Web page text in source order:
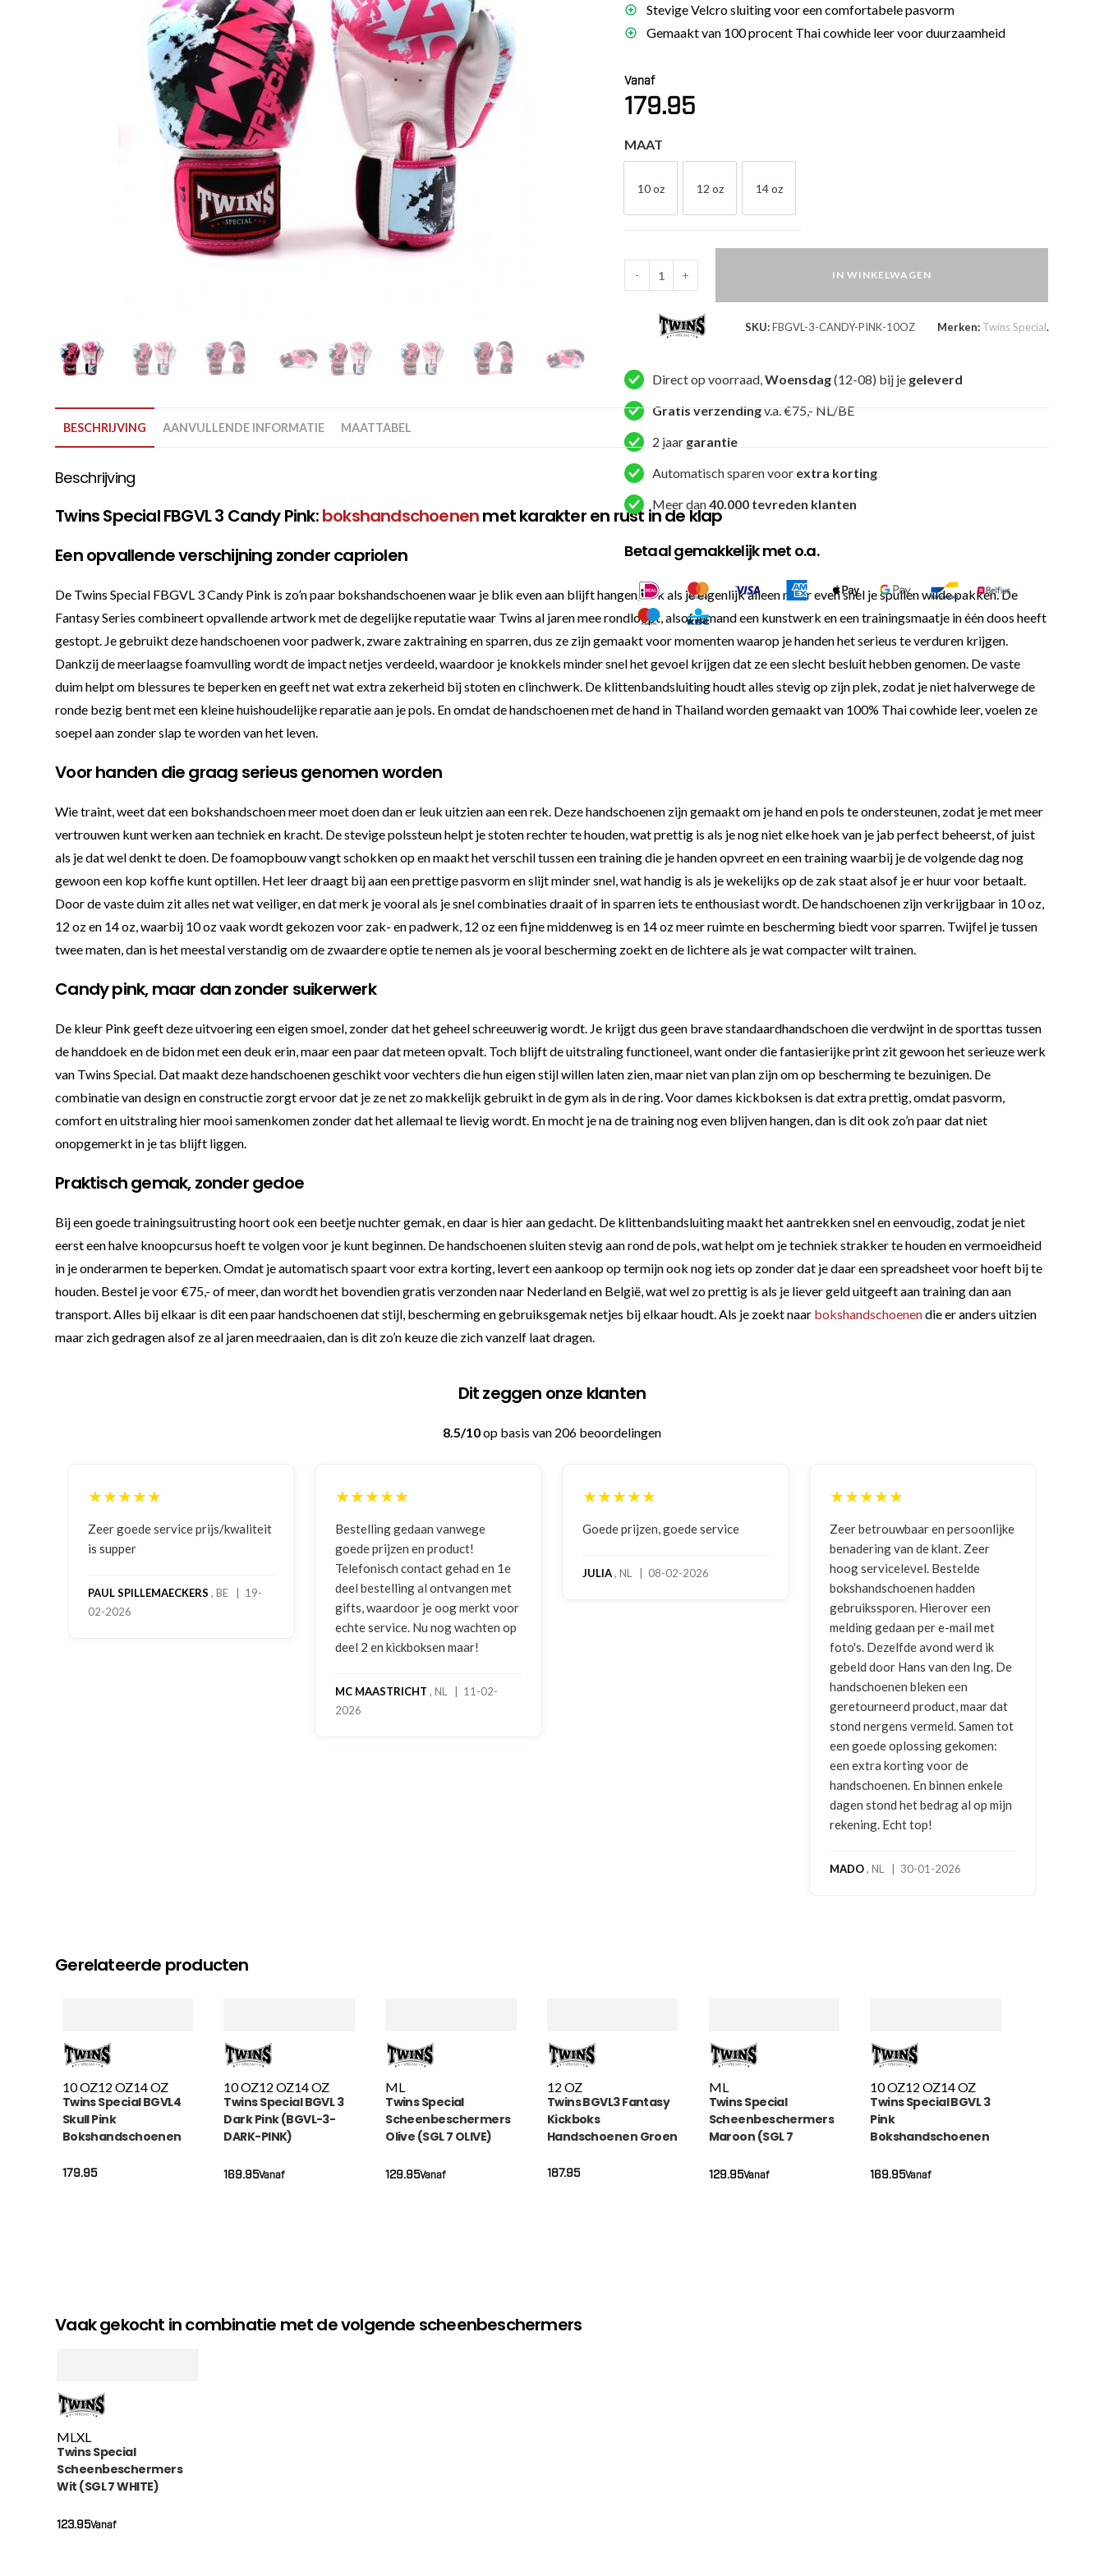
Brazilian Jiu jitsu
Voor dames
Zakhandschoenen
Trainingsartikelen
Bokszak
Bevestigingsmateriaal
bokszak
Bokspoppen
Stoot- en trapkussens
Stootkussens en pads
Stevige Velcro sluiting voor een comfortabele pasvorm
Gemaakt van 100 procent Thai cowhide leer voor duurzaamheid
Vanaf
179.95
MAAT
10 oz
10 OZ
12 oz
12 OZ
14 oz
14 OZ
BGVL3
Pink
(FBGVL3
CANDY
aantal
- + IN WINKELWAGEN
SKU:FBGVL-3-CANDY-PINK-10OZ Merken: Twins Special.
Direct op voorraad,Woensdag(12-08) bij je geleverd
Gratis verzendingv.a. €75,- NL/BE
2 jaar garantie
Automatisch sparen voor extra korting
Meer dan40.000 tevreden klanten
Betaal gemakkelijk met o.a.
BESCHRIJVING AANVULLENDE INFORMATIE MAATTABEL
Beschrijving
Twins Special FBGVL 3 Candy Pink:bokshandschoenenmet karakter en rust in de klap
Een opvallende verschijning zonder capriolen
De Twins Special FBGVL 3 Candy Pink is zo’n paar bokshandschoenen waar je blik even aan blijft hangen, ook als je eigenlijk alleen maar even snel je spullen wilde pakken. De
Fantasy Series combineert opvallende artwork met de degelijke reputatie waar Twins al jaren mee rondloopt, alsof iemand een kunstwerk en een trainingsmaatje in één doos heeft
gestopt. Je gebruikt deze handschoenen voor padwerk, zware zaktraining en sparren, dus ze zijn gemaakt voor momenten waarop je handen het serieus te verduren krijgen.
Dankzij de meerlaagse foamvulling wordt de impact netjes verdeeld, waardoor je knokkels minder snel het gevoel krijgen dat ze een slecht besluit hebben genomen. De vaste
duim helpt om blessures te beperken en geeft net wat extra zekerheid bij stoten en clinchwerk. De klittenbandsluiting houdt alles stevig op zijn plek, zodat je niet halverwege de
ronde bezig bent met een kleine huishoudelijke reparatie aan je pols. En omdat de handschoenen met de hand in Thailand worden gemaakt van 100% Thai cowhide leer, voelen ze
soepel aan zonder slap te worden van het leven.
Voor handen die graag serieus genomen worden
Wie traint, weet dat een bokshandschoen meer moet doen dan er leuk uitzien aan een rek. Deze handschoenen zijn gemaakt om je hand en pols te ondersteunen, zodat je met meer
vertrouwen kunt werken aan techniek en kracht. De stevige polssteun helpt je stoten rechter te houden, wat prettig is als je nog niet elke hoek van je jab perfect beheerst, of juist
als je dat wel denkt te doen. De foamopbouw vangt schokken op en maakt het verschil tussen een training die je handen opvreet en een training waarbij je de volgende dag nog
gewoon een kop koffie kunt optillen. Het leer draagt bij aan een prettige pasvorm en slijt minder snel, wat handig is als je wekelijks op de zak staat alsof je er huur voor betaalt.
Door de vaste duim zit alles net wat veiliger, en dat merk je vooral als je snel combinaties draait of in sparren iets te enthousiast wordt. De handschoenen zijn verkrijgbaar in 10 oz,
12 oz en 14 oz, waarbij 10 oz vaak wordt gekozen voor zak- en padwerk, 12 oz een fijne middenweg is en 14 oz meer ruimte en bescherming biedt voor sparren. Twijfel je tussen
twee maten, dan is het meestal verstandig om de zwaardere optie te nemen als je vooral bescherming zoekt en de lichtere als je wat compacter wilt trainen.
Candy pink, maar dan zonder suikerwerk
De kleur Pink geeft deze uitvoering een eigen smoel, zonder dat het geheel schreeuwerig wordt. Je krijgt dus geen brave standaardhandschoen die verdwijnt in de sporttas tussen
de handdoek en de bidon met een deuk erin, maar een paar dat meteen opvalt. Toch blijft de uitstraling functioneel, want onder die fantasierijke print zit gewoon het serieuze werk
van Twins Special. Dat maakt deze handschoenen geschikt voor vechters die hun eigen stijl willen laten zien, maar niet van plan zijn om op bescherming te bezuinigen. De
combinatie van design en constructie zorgt ervoor dat je ze net zo makkelijk gebruikt in de gym als in de ring. Voor dames kickboksen is dat extra prettig, omdat pasvorm,
comfort en uitstraling hier mooi samenkomen zonder dat het allemaal te lievig wordt. En mocht je na de training nog even blijven hangen, dan is dit ook zo’n paar dat niet
onopgemerkt in je tas blijft liggen.
Praktisch gemak, zonder gedoe
Bij een goede trainingsuitrusting hoort ook een beetje nuchter gemak, en daar is hier aan gedacht. De klittenbandsluiting maakt het aantrekken snel en eenvoudig, zodat je niet
eerst een halve knoopcursus hoeft te volgen voor je kunt beginnen. De handschoenen sluiten stevig aan rond de pols, wat helpt om je techniek strakker te houden en vermoeidheid
in je onderarmen te beperken. Omdat je automatisch spaart voor extra korting, levert een aankoop op termijn ook nog iets op zonder dat je daar een spreadsheet voor hoeft bij te
houden. Bestel je voor €75,- of meer, dan wordt het bovendien gratis verzonden naar Nederland en België, wat wel zo prettig is als je liever geld uitgeeft aan training dan aan
transport. Alles bij elkaar is dit een paar handschoenen dat stijl, bescherming en gebruiksgemak netjes bij elkaar houdt. Als je zoekt naar bokshandschoenendie er anders uitzien
maar zich gedragen alsof ze al jaren meedraaien, dan is dit zo’n keuze die zich vanzelf laat dragen.
Dit zeggen onze klanten
8.5/10op basis van 206 beoordelingen
★★★★★
Zeer goede service prijs/kwaliteit
is supper
PAUL SPILLEMAECKERS , BE | 19-
02-2026
★★★★★
Bestelling gedaan vanwege
goede prijzen en product!
Telefonisch contact gehad en 1e
deel bestelling al ontvangen met
gifts, waardoor je oog merkt voor
echte service. Nu nog wachten op
deel 2 en kickboksen maar!
MC MAASTRICHT , NL | 11-02-
2026
★★★★★
Goede prijzen, goede service
JULIA, NL | 08-02-2026
★★★★★
Zeer betrouwbaar en persoonlijke
benadering van de klant. Zeer
hoog servicelevel. Bestelde
bokshandschoenen hadden
gebruikssporen. Hierover een
melding gedaan per e-mail met
foto's. Dezelfde avond werd ik
gebeld door Hans van den Ing. De
handschoenen bleken een
geretourneerd product, maar dat
stond nergens vermeld. Samen tot
een goede oplossing gekomen:
een extra korting voor de
handschoenen. En binnen enkele
dagen stond het bedrag al op mijn
rekening. Echt top!
MADO, NL | 30-01-2026
Gerelateerde producten
10 OZ12 OZ14 OZ
Twins Special BGVL4
Skull Pink
Bokshandschoenen
179.95
10 OZ12 OZ14 OZ
Twins Special BGVL 3
Dark Pink (BGVL-3-
DARK-PINK)
Vanaf
169.95
ML
Twins Special
Scheenbeschermers
Olive (SGL 7 OLIVE)
Vanaf
129.95
12 OZ
Twins BGVL3 Fantasy
Kickboks
Handschoenen Groen
GREEN)
187.95
ML
Twins Special
Scheenbeschermers
Maroon (SGL 7
Vanaf
129.95
10 OZ12 OZ14 OZ
Twins Special BGVL 3
Pink
Bokshandschoenen
Vanaf
169.95
Vaak gekocht in combinatie met de volgende scheenbeschermers
MLXL
Twins Special
Scheenbeschermers
Wit (SGL 7 WHITE)
Vanaf
123.95